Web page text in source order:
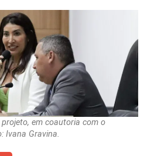
em coautoria com o
Ivana Gravina.